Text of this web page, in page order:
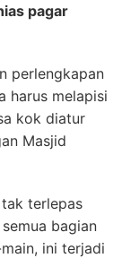
pagar
perlengkapan
harus melapisi
kok diatur
Masjid
terlepas
bagian
ini terjadi